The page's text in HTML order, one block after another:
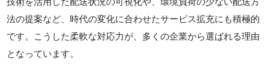
法の提案など、時代の変化に合わせたサービス拡充にも積極的
です。こうした柔軟な対応力が、多くの企業から選ばれる理由
となっています。